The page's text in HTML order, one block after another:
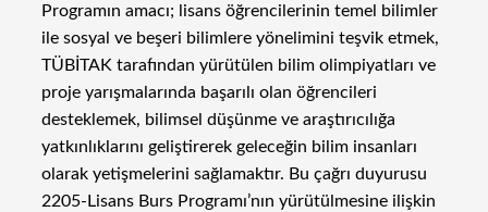
Programın amacı; lisans öğrencilerinin temel bilimler
ile sosyal ve beşeri bilimlere yönelimini teşvik etmek,
TÜBİTAK tarafından yürütülen bilim olimpiyatları ve
proje yarışmalarında başarılı olan öğrencileri
desteklemek, bilimsel düşünme ve araştırıcılığa
yatkınlıklarını geliştirerek geleceğin bilim insanları
olarak yetişmelerini sağlamaktır. Bu çağrı duyurusu
2205-Lisans Burs Programı’nın yürütülmesine ilişkin